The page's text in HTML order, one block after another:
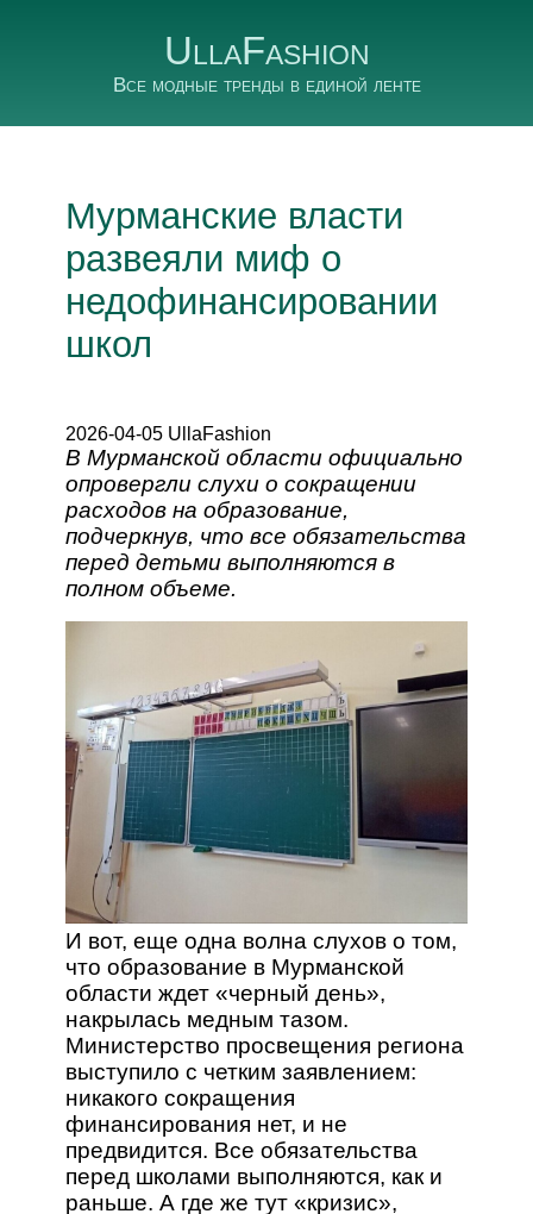
UllaFashion
Все модные тренды в единой ленте
Мурманские власти
развеяли миф о
недофинансировании
школ
2026-04-05 UllaFashion
В Мурманской области официально
опровергли слухи о сокращении
расходов на образование,
подчеркнув, что все обязательства
перед детьми выполняются в
полном объеме.
И вот, еще одна волна слухов о том,
что образование в Мурманской
области ждет «черный день»,
накрылась медным тазом.
Министерство просвещения региона
выступило с четким заявлением:
никакого сокращения
финансирования нет, и не
предвидится. Все обязательства
перед школами выполняются, как и
раньше. А где же тут «кризис»,